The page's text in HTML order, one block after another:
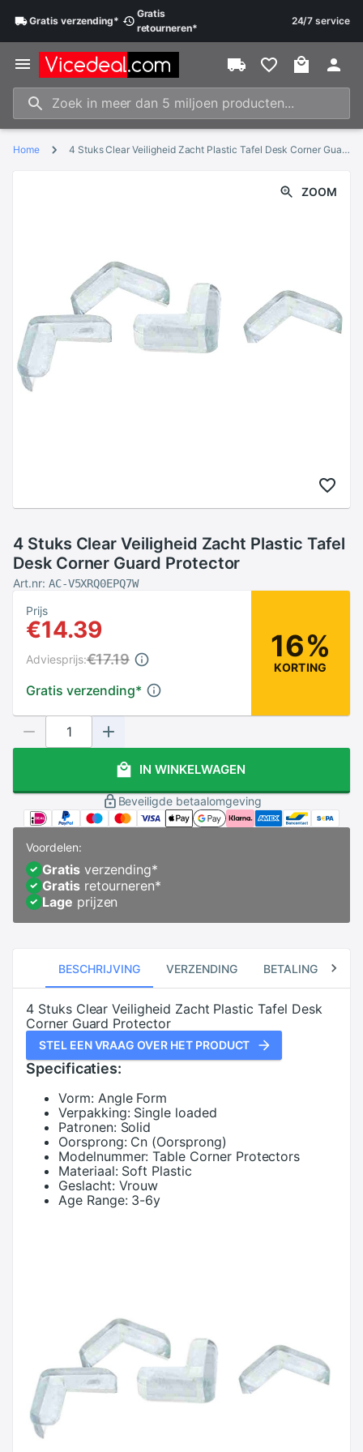
Gratisverzending*
Gratis
retourneren*
24/7 service
Home 4 Stuks Clear Veiligheid Zacht Plastic Tafel Desk Corner Guard Protector
ZOOM
4 Stuks Clear Veiligheid Zacht Plastic Tafel
Desk Corner Guard Protector
Art.nr: AC-V5XRQ0EPQ7W
Prijs
€14.39
Gratis verzending*
Adviesprijs:€17.19 16%
KORTING
IN WINKELWAGEN
Beveiligde betaalomgeving
Voordelen:
Gratisverzending*
Gratisretourneren*
Lage prijzen
BESCHRIJVING VERZENDING BETALING
4 Stuks Clear Veiligheid Zacht Plastic Tafel Desk
Corner Guard Protector
STEL EEN VRAAG OVER HET PRODUCT
Specificaties:
Vorm: Angle Form
Verpakking: Single loaded
Patronen: Solid
Oorsprong: Cn (Oorsprong)
Modelnummer: Table Corner Protectors
Materiaal: Soft Plastic
Geslacht: Vrouw
Age Range: 3-6y